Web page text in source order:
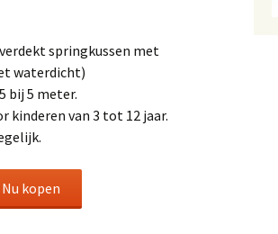
springkussen met
waterdicht)
bij 5 meter.
kinderen van 3 tot 12 jaar.
Nu kopen